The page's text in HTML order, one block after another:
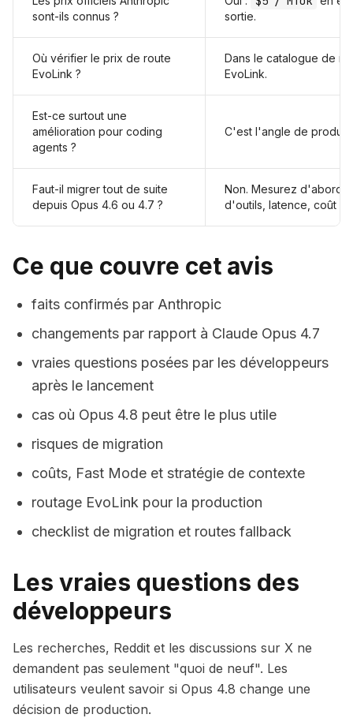
sont-ils connus ?
sortie.
Où vérifier le prix de route
EvoLink ?
Dans le catalogue de
EvoLink.
Est-ce surtout une
amélioration pour coding
agents ?
C'est l'angle de
Faut-il migrer tout de suite
depuis Opus 4.6 ou 4.7 ?
Non. Mesurez d'abord
d'outils, latence, coût
Ce que couvre cet avis
faits confirmés par Anthropic
changements par rapport à Claude Opus 4.7
vraies questions posées par les développeurs
après le lancement
cas où Opus 4.8 peut être le plus utile
risques de migration
coûts, Fast Mode et stratégie de contexte
routage EvoLink pour la production
checklist de migration et routes fallback
Les vraies questions des
développeurs
Les recherches, Reddit et les discussions sur X ne
demandent pas seulement "quoi de neuf". Les
utilisateurs veulent savoir si Opus 4.8 change une
décision de production.